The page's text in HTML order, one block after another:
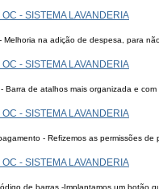
- SISTEMA LAVANDERIA
Melhoria na adição de despesa, para
- SISTEMA LAVANDERIA
Barra de atalhos mais organizada e com
- SISTEMA LAVANDERIA
- Refizemos as permissões
- SISTEMA LAVANDERIA
de barras -Implantamos um botão